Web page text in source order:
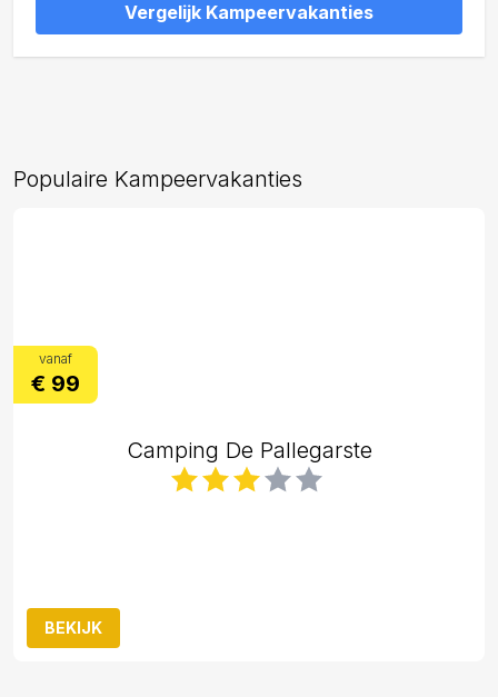
Vergelijk Kampeervakanties
Populaire Kampeervakanties
vanaf
€ 99
Camping De Pallegarste
BEKIJK